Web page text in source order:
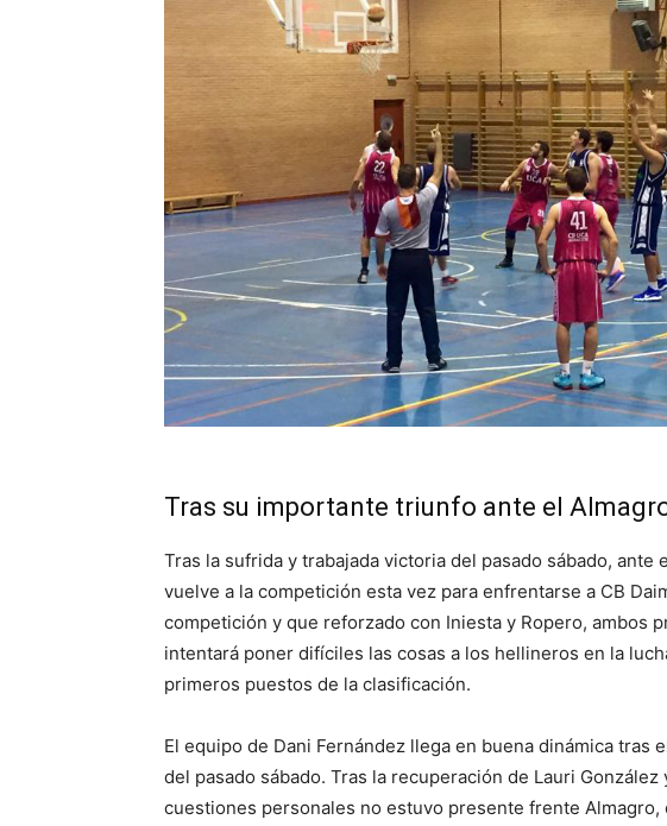
Tras su importante triunfo ante el
Tras la sufrida y trabajada victoria del pasado sábado, ante
vuelve a la competición esta vez para enfrentarse a CB
competición y que reforzado con Iniesta y Ropero, ambos
intentará poner difíciles las cosas a los hellineros en la
primeros puestos de la clasificación.
El equipo de Dani Fernández llega en buena dinámica tras
del pasado sábado. Tras la recuperación de Lauri
cuestiones personales no estuvo presente frente Almagro,